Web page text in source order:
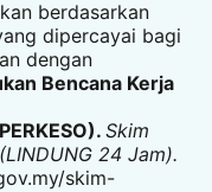
berdasarkan
dipercayai bagi
dengan
Bencana Kerja
Skim
24 Jam).
skim-